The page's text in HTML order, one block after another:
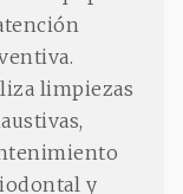
limpiezas
y